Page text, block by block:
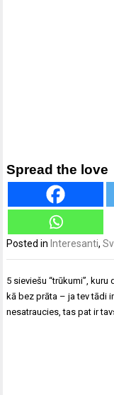
Spread the love
Posted in Interesanti,
Ziņu
izvēlne
5 sieviešu “trūkumi”, kuru
kā bez prāta – ja tev tādi
nesatraucies, tas pat ir